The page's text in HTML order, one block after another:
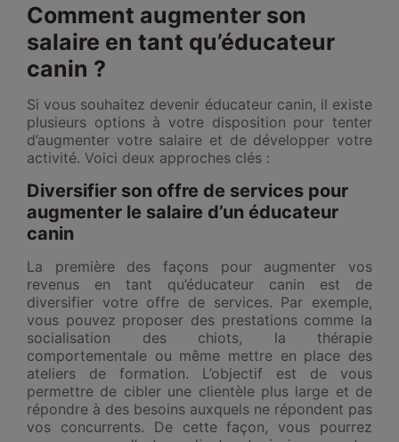
Comment augmenter son
salaire en tant qu’éducateur
canin ?
Si vous souhaitez devenir éducateur canin, il existe
plusieurs options à votre disposition pour tenter
d’augmenter votre salaire et de développer votre
activité. Voici deux approches clés :
Diversifier son offre de services pour
augmenter le salaire d’un éducateur
canin
La première des façons pour augmenter vos
revenus en tant qu’éducateur canin est de
diversifier votre offre de services. Par exemple,
vous pouvez proposer des prestations comme la
socialisation des chiots, la thérapie
comportementale ou même mettre en place des
ateliers de formation. L’objectif est de vous
permettre de cibler une clientèle plus large et de
répondre à des besoins auxquels ne répondent pas
vos concurrents. De cette façon, vous pourrez